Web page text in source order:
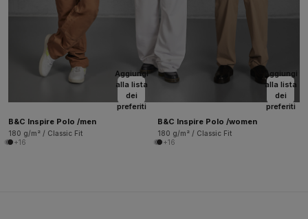
Aggiungi
alla lista
dei
preferiti
B&C Inspire Polo /men
180 g/m² / Classic Fit
+16
Aggiungi
alla lista
dei
preferiti
B&C Inspire Polo /women
180 g/m² / Classic Fit
+16